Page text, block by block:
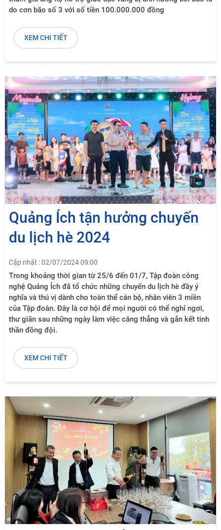
do cơn bão số 3 với số tiền 100.000.000 đồng
XEM CHI TIẾT
Quảng Ích tận hưởng chuyến
du lịch hè 2024
Cập nhật : 02/07/2024 09:00
Trong khoảng thời gian từ 25/6 đến 01/7, Tập đoàn công
nghệ Quảng Ích đã tổ chức những chuyến du lịch hè đầy ý
nghĩa và thú vị dành cho toàn thể cán bộ, nhân viên 3 miền
của Tập đoàn. Đây là cơ hội để mọi người có thể nghỉ ngơi,
thư giãn sau những ngày làm việc căng thẳng và gắn kết tinh
thần đồng đội.
XEM CHI TIẾT